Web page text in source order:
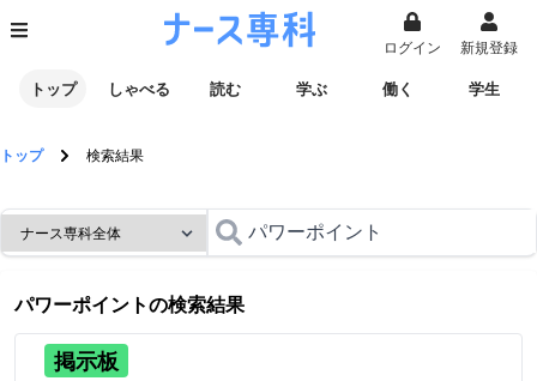
新規登録
ログイン
トップ しゃべる 読む 学ぶ 働く 学生
トップ 検索結果
パワーポイントの検索結果
掲示板